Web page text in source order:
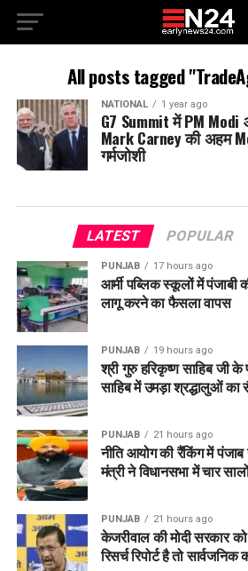
All posts tagged
NATIONAL 1 year ago
G7 Summit में PM
Mark Carney की अहम
गर्मजोशी
LATEST POPULAR
PUNJAB 17 hours ago
आर्मी पब्लिक स्कूलों में पंजाबी
लागू करने का फैसला वापस
PUNJAB 19 hours ago
श्री गुरु हरिकृष्ण साहिब जी के
साहिब में उमड़ा श्रद्धालुओं का
PUNJAB 21 hours ago
नीति आयोग की रैंकिंग में
मंत्री ने विधानसभा में चार
PUNJAB 21 hours ago
केजरीवाल की मोदी सरकार
रिसर्च रिपोर्ट है तो सार्वजनिक